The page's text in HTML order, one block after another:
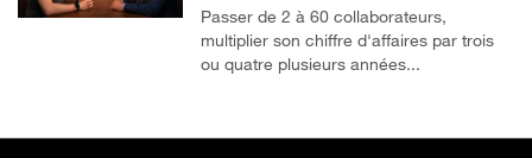
Passer de 2 à 60 collaborateurs,
multiplier son chiffre d'affaires par trois
ou quatre plusieurs années...